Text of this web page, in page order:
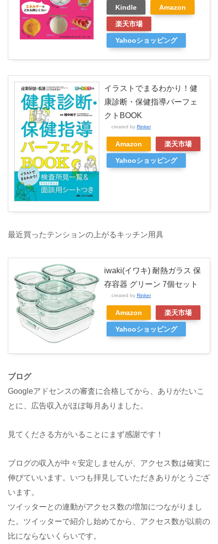
Kindle Amazon
楽天市場
Yahooショッピング
イラストでまるわかり！健
康診断・保健指導パーフェ
クトBOOK
created by Rinker
Amazon 楽天市場
Yahooショッピング
最近買ったテンションの上がるキッチン用具
iwaki(イワキ) 耐熱ガラス 保
存容器 グリーン 7個セット
created by Rinker
Amazon 楽天市場
Yahooショッピング
ブログ
Googleアドセンスの審査に合格してから、ありがたいこ
とに、広告収入がほぼ毎月ありました。
見てくださる方がいることにまず感謝です！
ブログの収入が中々安定しませんが、アクセス数は確実に
伸びていいます。いつも拝見していただきありがとうござ
います。
ツイッターとの連動がアクセス数の増加につながりまし
た。ツイッターで紹介し始めてから、アクセス数が以前の
比にならないくらいです。